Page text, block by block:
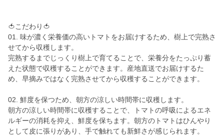
🍅こだわり🍅
01. 味が濃く栄養価の高いトマトをお届けするため、樹上で完熟さ
せてから収穫します。
完熟するまでじっくり樹上で育てることで、栄養分をたっぷり蓄
えた状態で収穫することができます。産地直送でお届けするた
め、早摘みではなく完熟させてから収穫することができます。
02. 鮮度を保つため、朝方の涼しい時間帯に収穫します。
朝方の涼しい時間帯に収穫することで、トマトの呼吸によるエネ
ルギーの消耗を抑え、鮮度を保ちます。朝方のトマトはひんやり
として皮に張りがあり、手で触れても新鮮さが感じられます。